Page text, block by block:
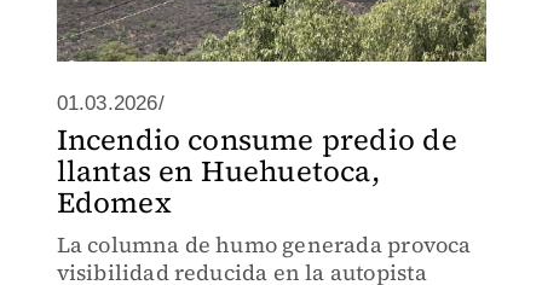
01.03.2026/
Incendio consume predio de
llantas en Huehuetoca,
Edomex
La columna de humo generada provoca
visibilidad reducida en la autopista